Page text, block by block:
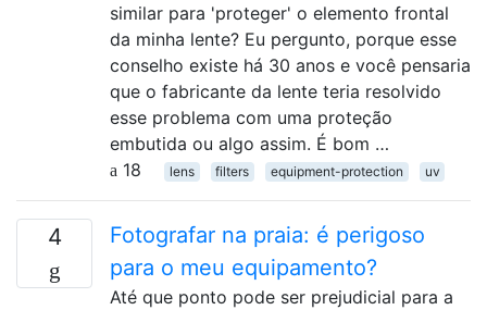
similar para 'proteger' o elemento frontal
da minha lente? Eu pergunto, porque esse
conselho existe há 30 anos e você pensaria
que o fabricante da lente teria resolvido
esse problema com uma proteção
embutida ou algo assim. É bom …
18
lens filters equipment-protection uv
4
Fotografar na praia: é perigoso
para o meu equipamento?
Até que ponto pode ser prejudicial para a